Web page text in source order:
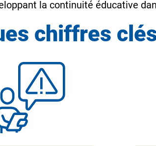
la continuité éducative
chiffres